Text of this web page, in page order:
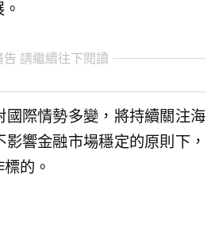
告 請繼續往下閱讀
國際情勢多變，將持續關注海
響金融市場穩定的原則下，
的。